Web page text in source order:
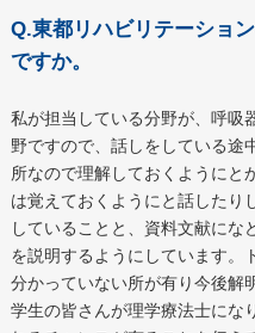
Q.東都リハビリテーショ
ですか。
私が担当している分野が、呼吸
野ですので、話しをしている途
所なので理解しておくようにと
は覚えておくようにと話したり
していることと、資料文献にな
を説明するようにしています。
分かっていない所が有り今後解
学生の皆さんが理学療法士にな